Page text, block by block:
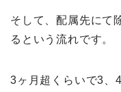
そして、配属先にて
るという流れです。
3ヶ月超くらいで3、